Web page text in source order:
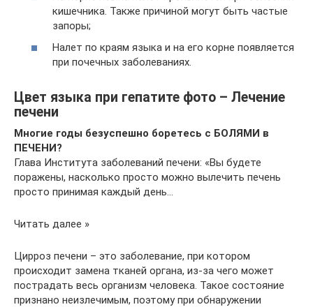
кишечника. Также причиной могут быть частые
запоры;
Налет по краям языка и на его корне появляется
при почечных заболеваниях.
Цвет языка при гепатите фото – Лечение
печени
Многие годы безуспешно боретесь с БОЛЯМИ в
ПЕЧЕНИ?
Глава Института заболеваний печени: «Вы будете
поражены, насколько просто можно вылечить печень
просто принимая каждый день…
Читать далее »
Цирроз печени – это заболевание, при котором
происходит замена тканей органа, из-за чего может
пострадать весь организм человека. Такое состояние
признано неизлечимым, поэтому при обнаружении